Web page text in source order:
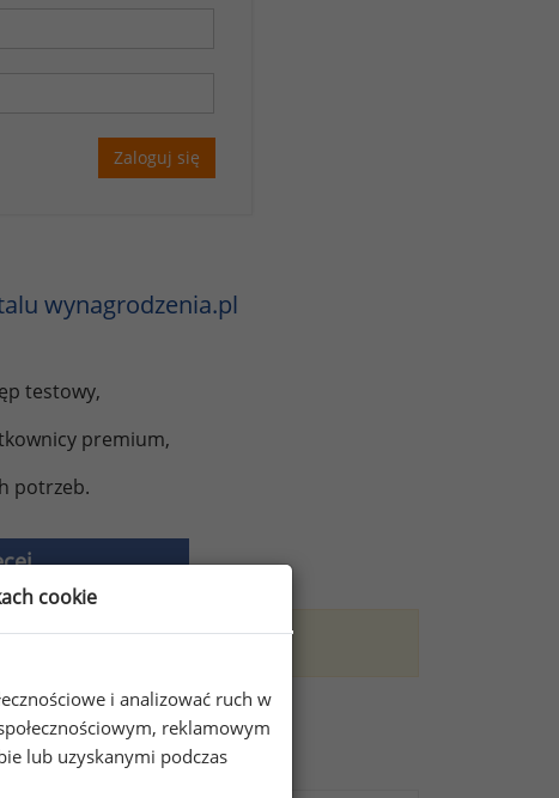
Zaloguj się
wynagrodzenia.pl
testowy,
premium,
potrzeb.
rejstracji.Zarejestruj się
cookie
i analizować ruch w
reklamowym
lub uzyskanymi podczas